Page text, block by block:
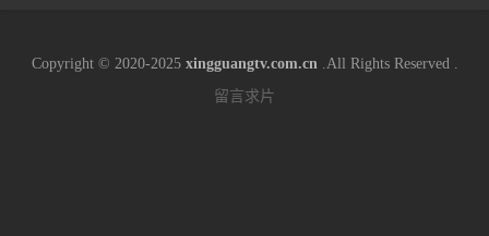
Copyright © 2020-2025 xingguangtv.com.cn.All Rights Reserved .
留言求片